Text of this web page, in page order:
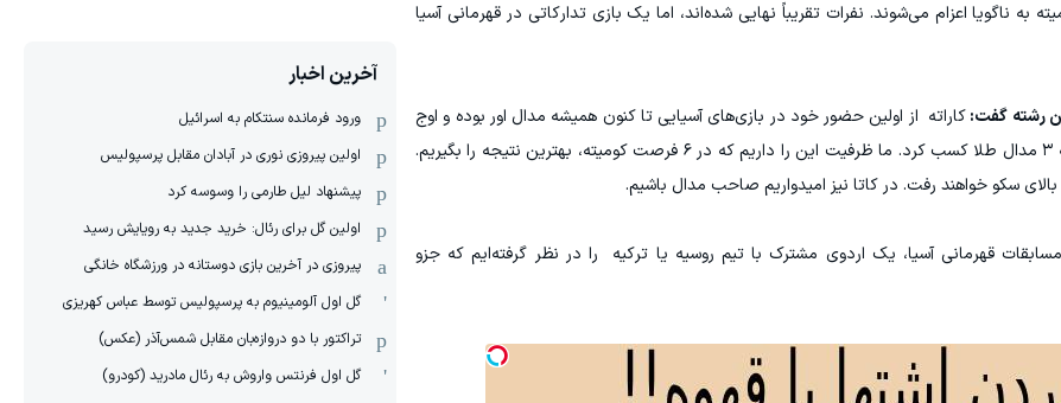
و کومیته به ناگویا اعزام می‌شوند. نفرات تقریباً نهایی شده‌اند، اما یک بازی تدارکاتی در قهرمانی آسیا
رشته گفت:کاراته از اولین حضور خود در بازی‌های آسیایی تا کنون همیشه مدال اور بوده و اوج
درخشش آن در بازیهای دوحه قطر و اینچتون بوده که ۳ مدال طلا کسب کرد. ما ظرفیت این را داریم که در ۶ فرصت کومیته، بهترین نتیجه را بگیریم.
سکو خواهند رفت. در کاتا نیز امیدواریم صاحب مدال باشیم.
قهرمانی آسیا، یک اردوی مشترک با تیم روسیه یا ترکیه را در نظر گرفته‌ایم که جزو
آخرین اخبار
ورود فرمانده سنتکام به اسرائیل
اولین پیروزی نوری در آبادان مقابل پرسپولیس
پیشنهاد لیل طارمی را وسوسه کرد
اولین گل برای رئال: خرید جدید به رویایش رسید
پیروزی در آخرین بازی دوستانه در ورزشگاه خانگی
گل اول آلومینیوم به پرسپولیس توسط عباس کهریزی
تراکتور با دو دروازه‌بان مقابل شمس‌آذر (عکس)
گل اول فرنتس واروش به رئال مادرید (کودرو)